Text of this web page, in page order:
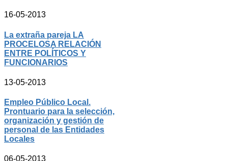
16-05-2013
La extraña pareja LA
PROCELOSA RELACIÓN
ENTRE POLÍTICOS Y
FUNCIONARIOS
13-05-2013
Empleo Público Local.
Prontuario para la selección,
organización y gestión de
personal de las Entidades
Locales
06-05-2013